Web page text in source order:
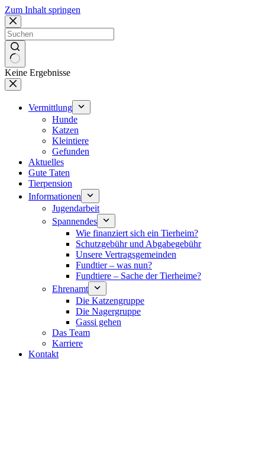
Zum Inhalt springen
Keine Ergebnisse
Vermittlung
Hunde
Katzen
Kleintiere
Gefunden
Aktuelles
Gute Taten
Tierpension
Informationen
Jugendarbeit
Spannendes
Wie finanziert sich ein Tierheim?
Schutzgebühr und Abgabegebühr
Unsere Vertragsgemeinden
Fundtier – was nun?
Fundtiere – Sache der Tierheime?
Ehrenamt
Die Katzengruppe
Die Nagergruppe
Gassi gehen
Das Team
Karriere
Kontakt